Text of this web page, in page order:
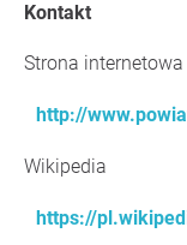
Kontakt
Strona internetowa
http://
Wikipedia
https://